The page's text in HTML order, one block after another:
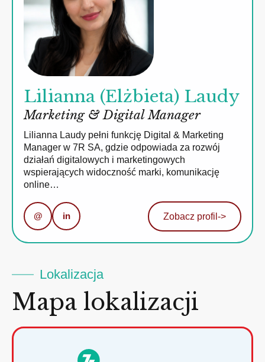
Lilianna (Elżbieta) Laudy
Marketing & Digital Manager
Lilianna Laudy pełni funkcję Digital & Marketing
Manager w 7R SA, gdzie odpowiada za rozwój
działań digitalowych i marketingowych
wspierających widoczność marki, komunikację
online…
@ in Zobacz profil ->
Lokalizacja
Mapa lokalizacji